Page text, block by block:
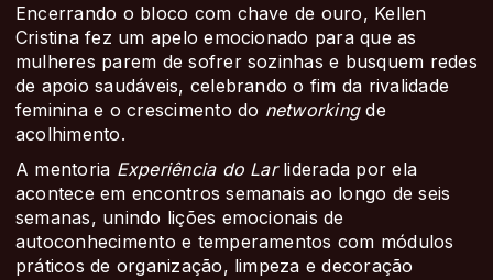
Encerrando o bloco com chave de ouro, Kellen
Cristina fez um apelo emocionado para que as
mulheres parem de sofrer sozinhas e busquem redes
de apoio saudáveis, celebrando o fim da rivalidade
feminina e o crescimento do networkingde
acolhimento.
A mentoria Experiência do Larliderada por ela
acontece em encontros semanais ao longo de seis
semanas, unindo lições emocionais de
autoconhecimento e temperamentos com módulos
práticos de organização, limpeza e decoração